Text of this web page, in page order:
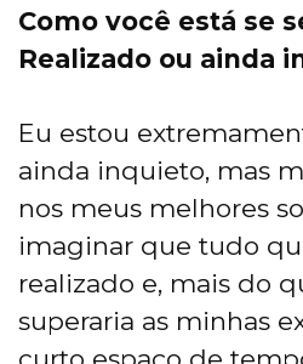
Como você está se
Realizado ou ainda
Eu estou
ainda inquieto, mas
nos meus melhores
imaginar que tudo
realizado e, mais do
superaria as minhas